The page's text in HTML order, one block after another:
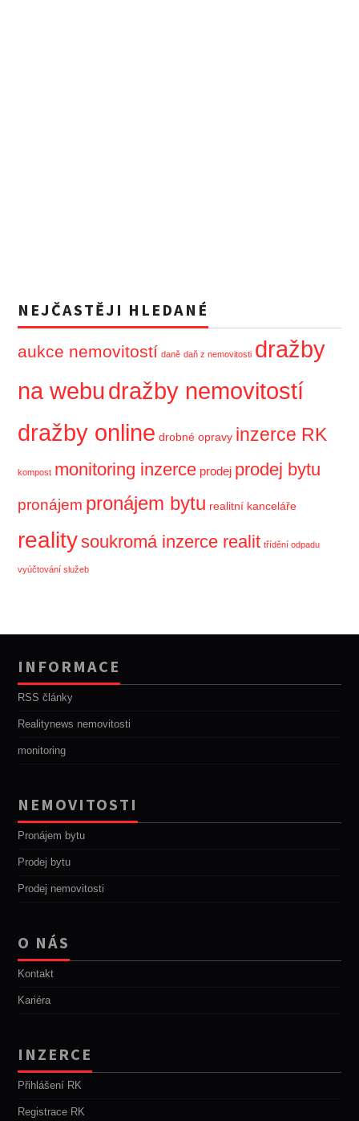
NEJČASTĚJI HLEDANÉ
aukce nemovitostí daně daň z nemovitosti dražby
na webudražby nemovitostí
dražby online drobné opravy inzerce RK
kompost monitoring inzerce prodej prodej bytu
pronájem pronájem bytu realitní kanceláře
realitysoukromá inzerce realit třídění odpadu
vyúčtování služeb
INFORMACE
RSS články
Realitynews nemovitosti
monitoring
NEMOVITOSTI
Pronájem bytu
Prodej bytu
Prodej nemovitosti
O NÁS
Kontakt
Kariéra
INZERCE
Přihlášení RK
Registrace RK